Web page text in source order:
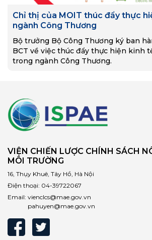
Chỉ thị của MOIT thúc đẩy thực
ngành Công Thương
Bộ trưởng Bộ Công Thương ký ban
BCT về việc thúc đẩy thực hiện kinh
trong ngành Công Thương.
VIỆN CHIẾN LƯỢC CHÍNH SÁCH
MÔI TRƯỜNG
16, Thụy Khuê, Tây Hồ, Hà Nội
Điện thoại: 04-39722067
Email: vienclcs@mae.gov.vn
pahuyen@mae.gov.vn